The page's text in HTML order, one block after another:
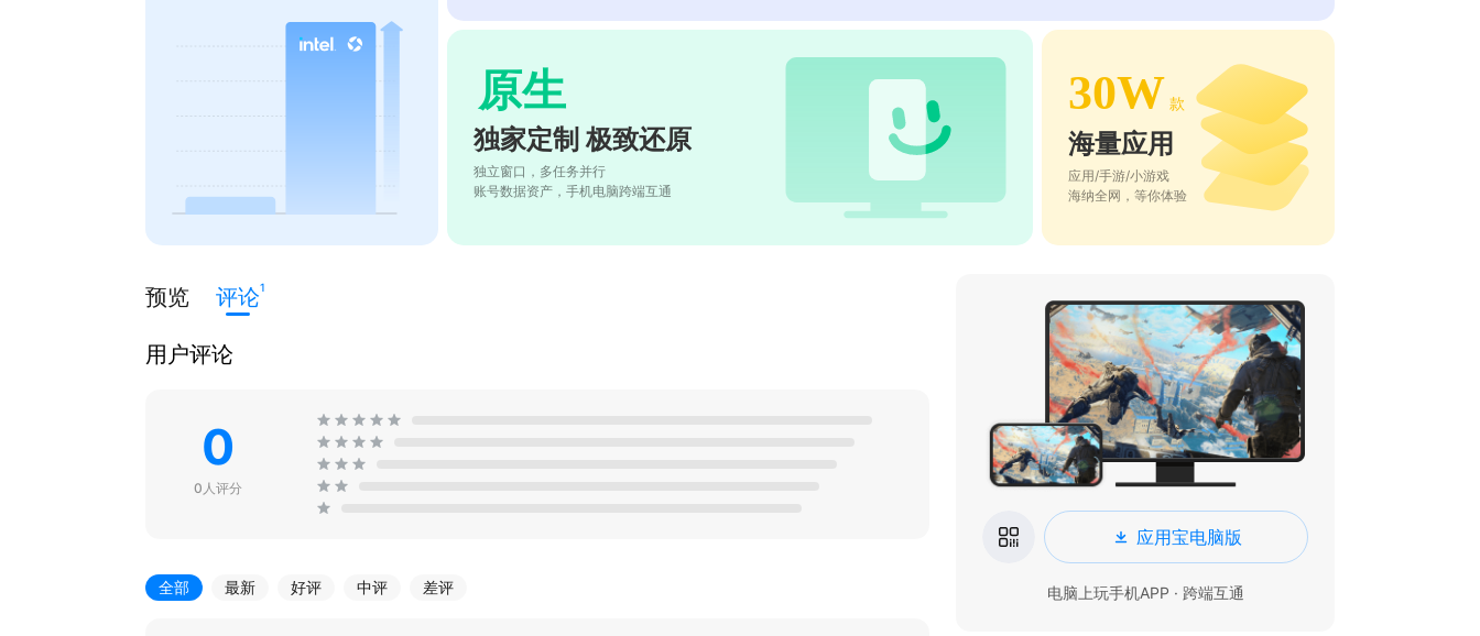
原生
独家定制 极致还原
独立窗口，多任务并行
账号数据资产，手机电脑跨端互通
30W 款
海量应用
应用/手游/小游戏
海纳全网，等你体验
预览 评论1
用户评论
0
0人评分
全部 最新 好评 中评 差评
应用宝电脑版
电脑上玩手机APP · 跨端互通